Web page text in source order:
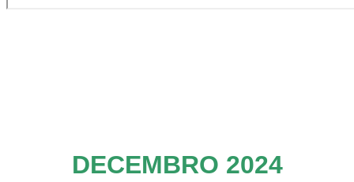
DECEMBRO 2024